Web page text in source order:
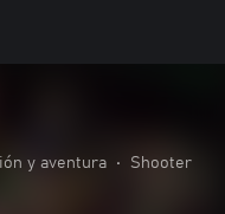
y aventura • Shooter